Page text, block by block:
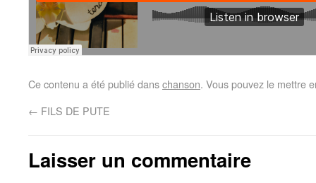
Ce contenu a été publié danschanson. Vous pouvez le mettre
← FILS DE PUTE
Laisser un commentaire